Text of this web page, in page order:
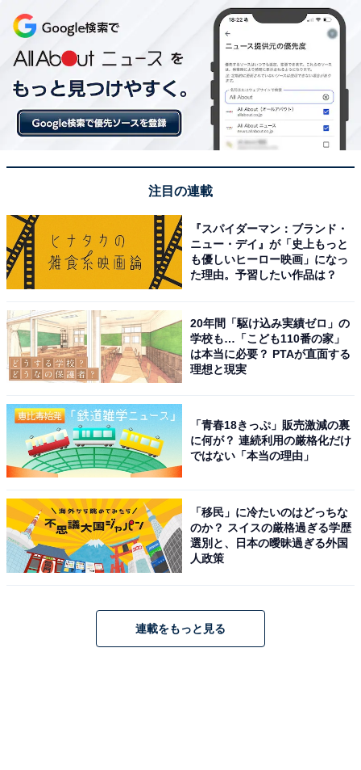
多くのお笑い事務所には若手芸人のランキングがあり、
その順位を競うライブがあります。そこで勝ち抜いてい
くと、テレビのオーディションを受けるチャンスなどが
与えられます。このランキング戦は観客の投票で決まる
ことが多いです。
ところがこのランキング戦は女子に不利なのです。
以前、朝日新聞のWeb記事で、お笑いコンビのAマッソ
分たちのネタを披露しても見てくれない感触があった。
そのため、賞レースで勝ち抜いていった」という旨を話
しているのを読みました。
女性の客の多くは男性コンビのファンです。そこにAマ
ッソのようなかわいらしい女性2人が現れてネタをやっ
ても、興味を持ってくれないというわけです。劇場に来
ドル的に見ることも多いため、男性芸人の方がファンを
獲得しやすく、注目されやすいのです。
事務所の若手ランキングで上位にいけないのです。
ある男性の芸人は結婚したことを隠していたそうです。
「自分たちと付き合いたいと思って劇場に通ってくる女
そのように、劇場の客は若い女性が中心なので、かわい
注目の連載
『スパイダーマン：ブランド・
ニュー・デイ』が「史上もっと
も優しいヒーロー映画」になっ
た理由。予習したい作品は？
20年間「駆け込み実績ゼロ」の
学校も…「こども110番の家」
は本当に必要？ PTAが直面する
理想と現実
「青春18きっぷ」販売激減の裏
に何が？ 連続利用の厳格化だけ
ではない「本当の理由」
「移民」に冷たいのはどっちな
のか？ スイスの厳格過ぎる学歴
選別と、日本の曖昧過ぎる外国
人政策
連載をもっと見る